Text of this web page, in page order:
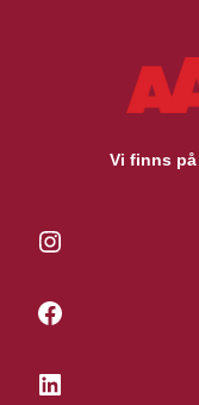
Vi finns
Instagram
Facebook
LinkedIn